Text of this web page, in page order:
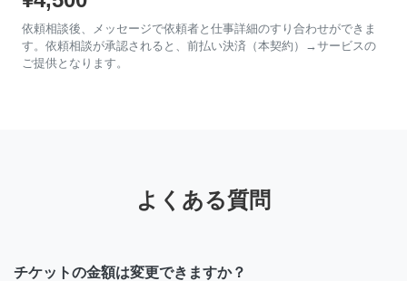
依頼相談後、メッセージで依頼者と仕事詳細のすり合わせができま
す。依頼相談が承認されると、前払い決済（本契約）→サービスの
ご提供となります。
よくある質問
チケットの金額は変更できますか？